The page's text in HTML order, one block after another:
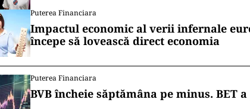
Puterea Financiara
Impactul economic al verii infernale
începe să lovească direct economia
Puterea Financiara
BVB încheie săptămâna pe minus. BET